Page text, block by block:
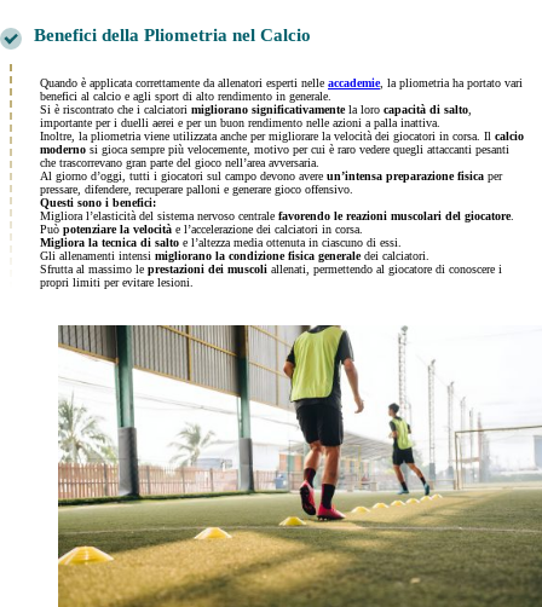
Benefici della Pliometria nel Calcio
Quando è applicata correttamente da allenatori esperti nelle accademie, la pliometria ha portato vari
benefici al calcio e agli sport di alto rendimento in generale.
Si è riscontrato che i calciatori migliorano significativamentela loro capacità di salto
importante per i duelli aerei e per un buon rendimento nelle azioni a palla inattiva.
Inoltre, la pliometria viene utilizzata anche per migliorare la velocità dei giocatori in corsa. Il calcio
moderno si gioca sempre più velocemente, motivo per cui è raro vedere quegli attaccanti pesanti
che trascorrevano gran parte del gioco nell’area avversaria.
Al giorno d’oggi, tutti i giocatori sul campo devono avere un’intensa preparazione fisica per
pressare, difendere, recuperare palloni e generare gioco offensivo.
Questi sono i benefici:
Migliora l’elasticità del sistema nervoso centrale favorendo le reazioni muscolari del giocatore.
Può potenziare la velocità e l’accelerazione dei calciatori in corsa.
Migliora la tecnica di salto e l’altezza media ottenuta in ciascuno di essi.
Gli allenamenti intensi migliorano la condizione fisica generaledei calciatori.
Sfrutta al massimo le prestazioni dei muscoli allenati, permettendo al giocatore di conoscere i
propri limiti per evitare lesioni.